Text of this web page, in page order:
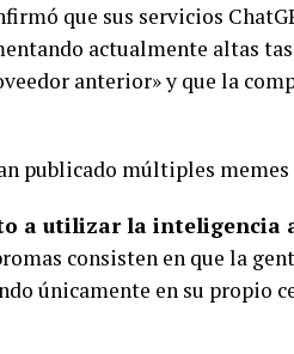
que sus servicios
actualmente altas
anterior» y que la
publicado múltiples memes
a utilizar la inteligencia
consisten en que la
únicamente en su propio